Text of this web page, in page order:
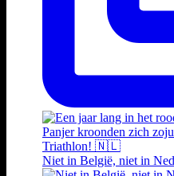
Niet in België, niet in